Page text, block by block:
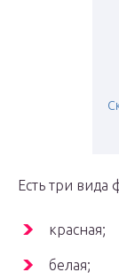
Есть три вида
красная;
белая;